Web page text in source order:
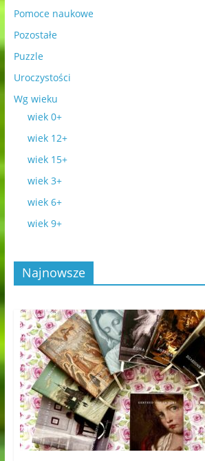
Pomoce naukowe
Pozostałe
Puzzle
Uroczystości
Wg wieku
wiek 0+
wiek 12+
wiek 15+
wiek 3+
wiek 6+
wiek 9+
Najnowsze